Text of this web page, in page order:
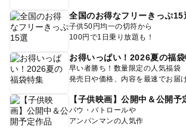
全国のお得なフリーきっぷ15
子供50円均一の切符から
100円で1日乗り放題も！
お得いっぱい！2026夏の福
早い者勝ち！数量限定の人気福袋
発売日や価格、内容を最速でお届
【子供映画】公開中＆公開予
パウ・パトロールや
アンパンマンの人気作